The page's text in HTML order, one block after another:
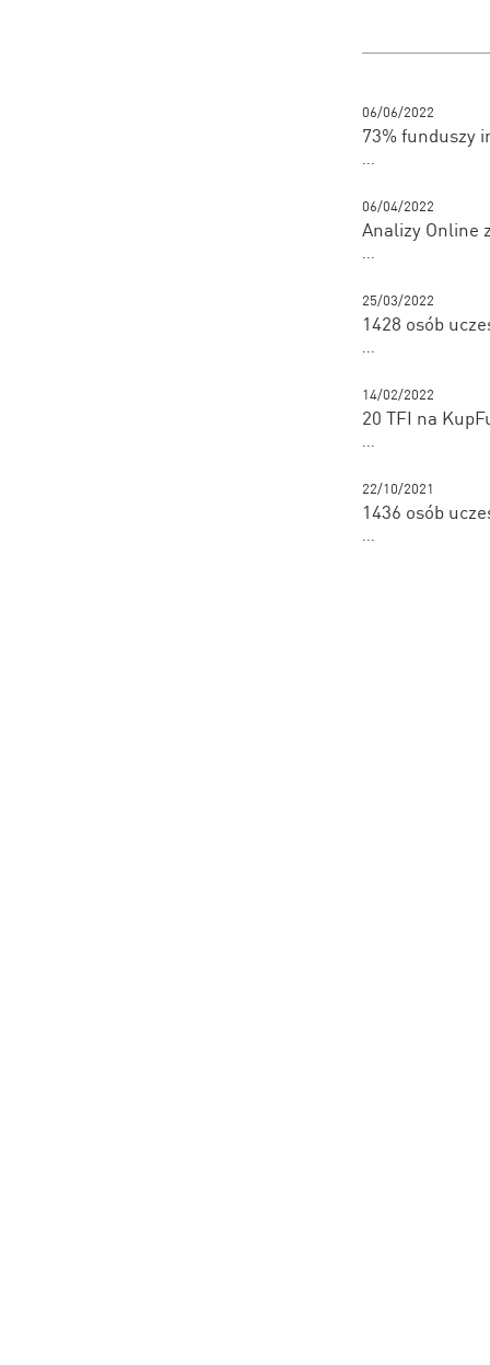
06/06/2022
73% funduszy
...
06/04/2022
Analizy Online
...
25/03/2022
1428 osób
...
14/02/2022
20 TFI na
...
22/10/2021
1436 osób
...